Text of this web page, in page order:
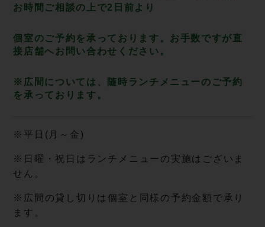
お時間ご相談の上で2日前より
個室のご予約を承っております。お手数ですが直
接店舗へお問い合わせください。
※広間については、随時ランチメニューのご予約
を承っております。
※平日(月～金)
※日曜・祝日はランチメニューの実施はございま
せん。
※広間の貸し切りは個室と同様の予約金額で承り
ます。